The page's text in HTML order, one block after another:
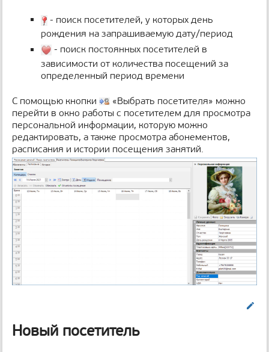
- поиск посетителей, у которых день
рождения на запрашиваемую дату/период
- поиск постоянных посетителей в
зависимости от количества посещений за
определенный период времени
С помощью кнопки
«Выбрать посетителя» можно
перейти в окно работы с посетителем для просмотра
персональной информации, которую можно
редактировать, а также просмотра абонементов,
расписания и истории посещения занятий.
Новый посетитель